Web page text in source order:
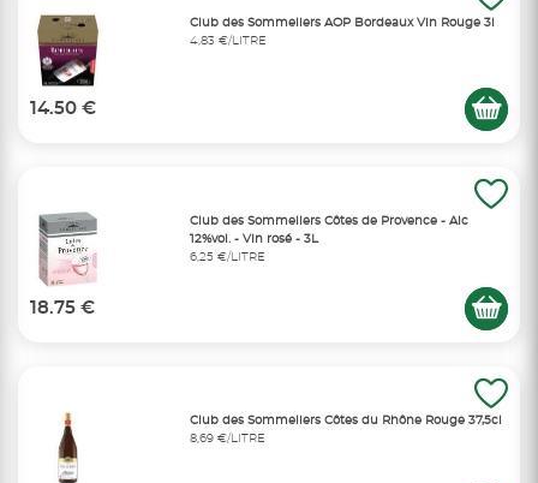
Club des Sommeliers AOP Bordeaux Vin Rouge 3l
4,83 €/LITRE
14.50 €
Club des Sommeliers Côtes de Provence - Alc
12%vol. - Vin rosé - 3L
6,25 €/LITRE
18.75 €
Club des Sommeliers Côtes du Rhône Rouge 37,5cl
8,69 €/LITRE